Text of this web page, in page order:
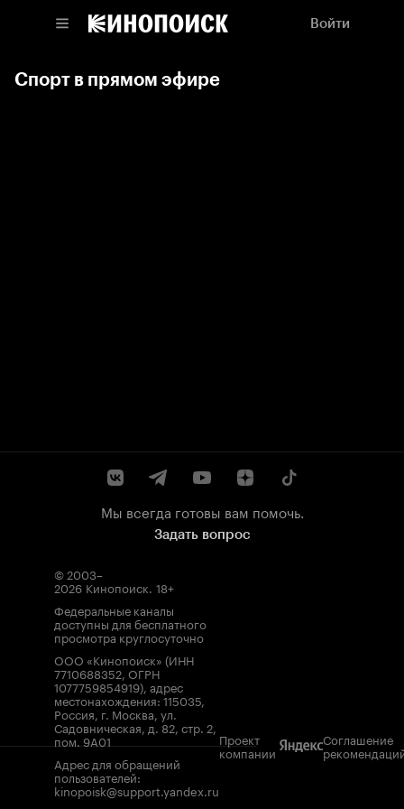
Войти
Спорт в прямом эфире
Мы всегда готовы вам помочь.
Задать вопрос
© 2003–
2026 Кинопоиск. 18+
Федеральные каналы
доступны для бесплатного
просмотра круглосуточно
ООО «Кинопоиск» (ИНН
7710688352, ОГРН
1077759854919), адрес
местонахождения: 115035,
Россия, г. Москва, ул.
Садовническая, д. 82, стр. 2,
пом. 9А01
Адрес для обращений
пользователей:
kinopoisk@support.yandex.ru
Проект
компании
Соглашение